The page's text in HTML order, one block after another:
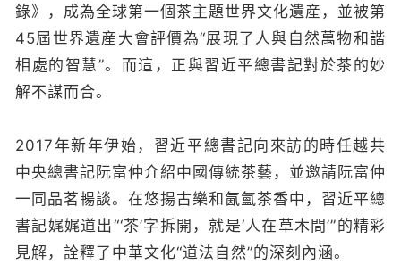
錄》，成為全球第一個茶主題世界文化遺産，並被第
45屆世界遺産大會評價為“展現了人與自然萬物和諧
相處的智慧”。而這，正與習近平總書記對於茶的妙
解不謀而合。
2017年新年伊始，習近平總書記向來訪的時任越共
中央總書記阮富仲介紹中國傳統茶藝，並邀請阮富仲
一同品茗暢談。在悠揚古樂和氤氳茶香中，習近平總
書記娓娓道出“‘茶’字拆開，就是‘人在草木間’”的精彩
見解，詮釋了中華文化“道法自然”的深刻內涵。